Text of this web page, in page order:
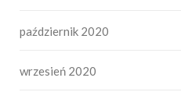
październik 2020
wrzesień 2020